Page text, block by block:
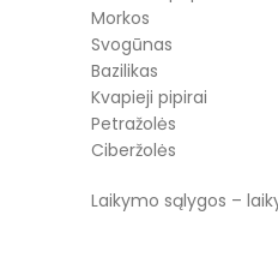
Morkos
Svogūnas
Bazilikas
Kvapieji pipirai
Petražolės
Ciberžolės
Laikymo sąlygos –